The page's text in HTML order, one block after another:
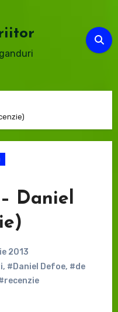
Daniel
2013
, #Daniel Defoe, #de